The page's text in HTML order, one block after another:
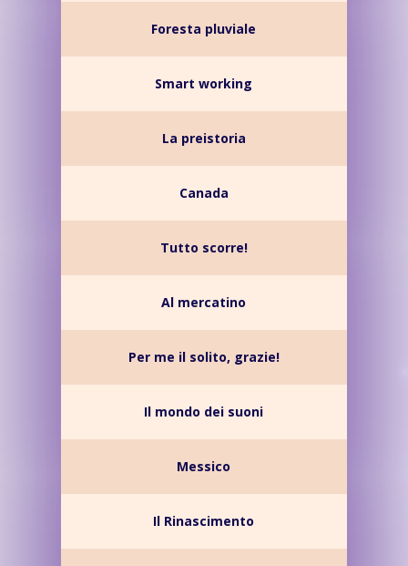
Foresta pluviale
Smart working
La preistoria
Canada
Tutto scorre!
Al mercatino
Per me il solito, grazie!
Il mondo dei suoni
Messico
Il Rinascimento